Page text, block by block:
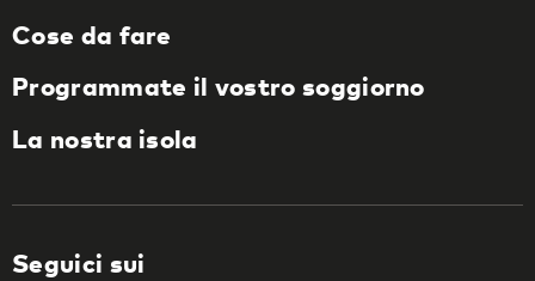
Cose da fare
Programmate il vostro soggiorno
La nostra isola
Seguici sui